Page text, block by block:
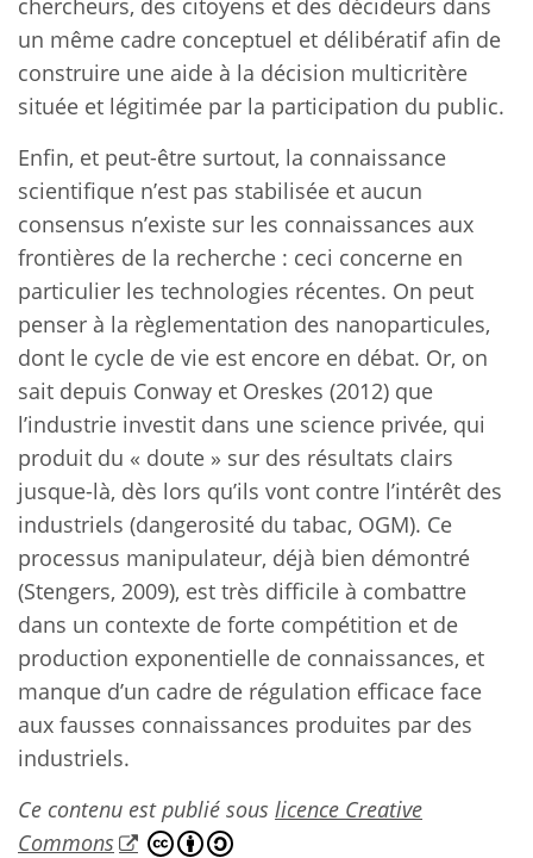
un même cadre conceptuel et délibératif afin de
construire une aide à la décision multicritère
située et légitimée par la participation du public.
Enfin, et peut-être surtout, la connaissance
scientifique n’est pas stabilisée et aucun
consensus n’existe sur les connaissances aux
frontières de la recherche : ceci concerne en
particulier les technologies récentes. On peut
penser à la règlementation des nanoparticules,
dont le cycle de vie est encore en débat. Or, on
sait depuis Conway et Oreskes (2012) que
l’industrie investit dans une science privée, qui
produit du « doute » sur des résultats clairs
jusque-là, dès lors qu’ils vont contre l’intérêt des
industriels (dangerosité du tabac, OGM). Ce
processus manipulateur, déjà bien démontré
(Stengers, 2009), est très difficile à combattre
dans un contexte de forte compétition et de
production exponentielle de connaissances, et
manque d’un cadre de régulation efficace face
aux fausses connaissances produites par des
industriels.
Ce contenu est publié sous licence Creative
Commons